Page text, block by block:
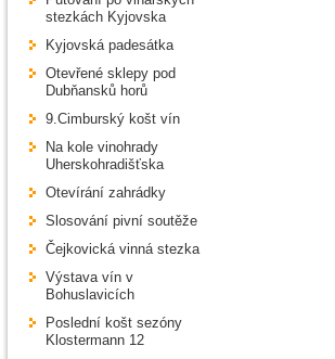
stezkách Kyjovska
Kyjovská padesátka
Otevřené sklepy pod
Dubňansků horů
9.Cimburský košt vín
Na kole vinohrady
Uherskohradišťska
Otevírání zahrádky
Slosování pivní soutěže
Čejkovická vinná stezka
Výstava vín v
Bohuslavicích
Poslední košt sezóny
Klostermann 12